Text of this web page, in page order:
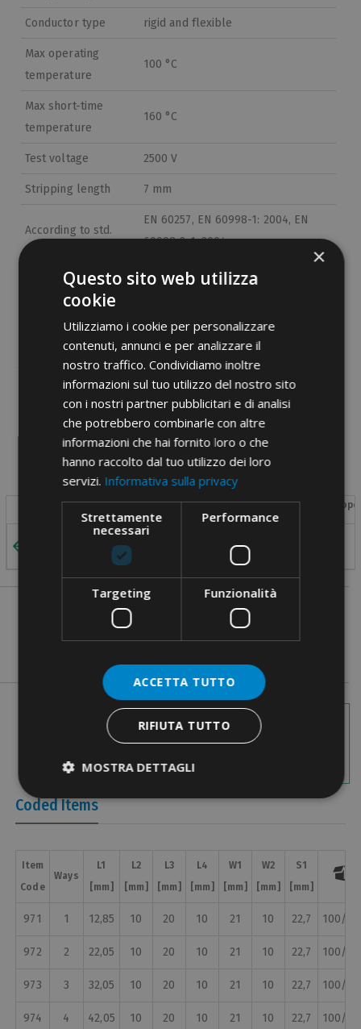
Conductor type rigid and flexible
Max operating
temperature
100 °C
Max short-time
temperature
160 °C
Test voltage 2500 V
Stripping length 7 mm
According to std.
EN 60257, EN 60998-1: 2004, EN
60998-2-1: 2004
EC000899
PDF documents
Section
[mm²]
Section
[AWG]
Rated voltage
[V]
Test current
[A]
Max
Coded Items
Item
Code
Ways
L1
[mm]
L2
[mm]
L3
[mm]
L4
[mm]
W1
[mm]
W2
[mm]
S1
[mm]

971 1 12,85 10 20 10 21 10 22,7 100/
972 2 22,05 10 20 10 21 10 22,7 100/
973 3 32,05 10 20 10 21 10 22,7 100/
974 4 42,05 10 20 10 21 10 22,7 100/
×
Questo sito web utilizza
cookie
Utilizziamo i cookie per personalizzare
contenuti, annunci e per analizzare il
nostro traffico. Condividiamo inoltre
informazioni sul tuo utilizzo del nostro sito
con i nostri partner pubblicitari e di analisi
che potrebbero combinarle con altre
informazioni che hai fornito loro o che
hanno raccolto dal tuo utilizzo dei loro
servizi. Informativa sulla privacy
Strettamente
necessari
Performance
Targeting Funzionalità
ACCETTA TUTTO
RIFIUTA TUTTO
MOSTRA DETTAGLI